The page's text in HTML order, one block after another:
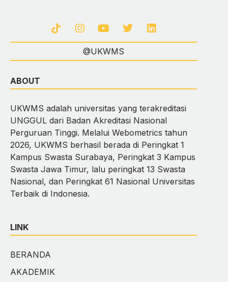
@UKWMS
ABOUT
UKWMS adalah universitas yang terakreditasi
UNGGUL dari Badan Akreditasi Nasional
Perguruan Tinggi. Melalui Webometrics tahun
2026, UKWMS berhasil berada di Peringkat 1
Kampus Swasta Surabaya, Peringkat 3 Kampus
Swasta Jawa Timur, lalu peringkat 13 Swasta
Nasional, dan Peringkat 61 Nasional Universitas
Terbaik di Indonesia.
LINK
BERANDA
AKADEMIK